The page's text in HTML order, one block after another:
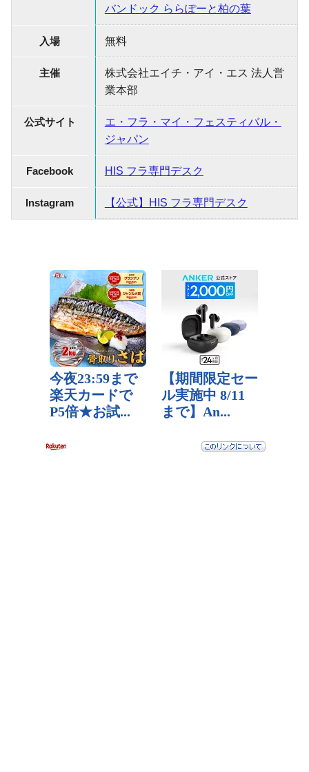
バンドック ららぽーと柏の葉
入場 無料
主催
株式会社エイチ・アイ・エス 法人営
業本部
公式サイト
エ・フラ・マイ・フェスティバル・
ジャパン
Facebook HIS フラ専門デスク
Instagram 【公式】HIS フラ専門デスク